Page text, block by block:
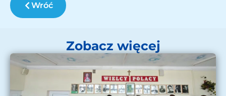
Wróć
Zobacz więcej